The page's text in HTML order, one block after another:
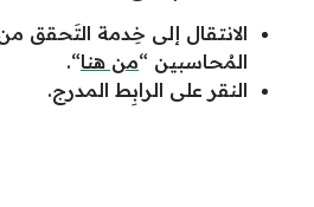
الانتقال إلى خِدمة التَحقق
المُحاسبين “من هنا“.
النقر على الرابِط المدرج.